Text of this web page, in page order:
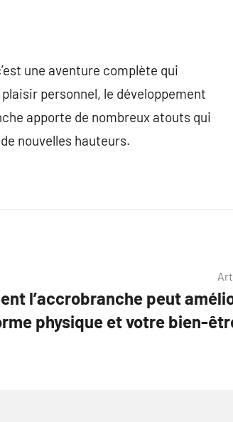
une aventure complète qui
personnel, le développement
apporte de nombreux atouts qui
nouvelles hauteurs.
l’accrobranche peut
physique et votre bien-